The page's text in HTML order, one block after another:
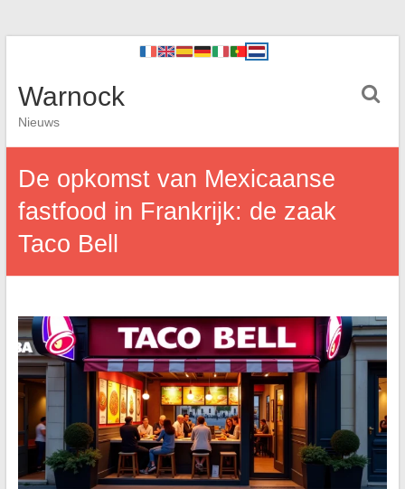
Warnock
Nieuws
De opkomst van Mexicaanse
fastfood in Frankrijk: de zaak
Taco Bell